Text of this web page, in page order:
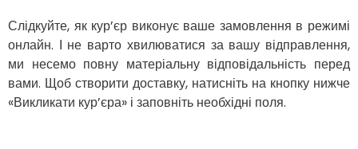
Слідкуйте, як кур’єр виконує ваше замовлення в режимі
онлайн. І не варто хвилюватися за вашу відправлення,
ми несемо повну матеріальну відповідальність перед
вами. Щоб створити доставку, натисніть на кнопку нижче
«Викликати кур’єра» і заповніть необхідні поля.
Звягель
Охтирка
Олександрія
Авангард
Бабаи